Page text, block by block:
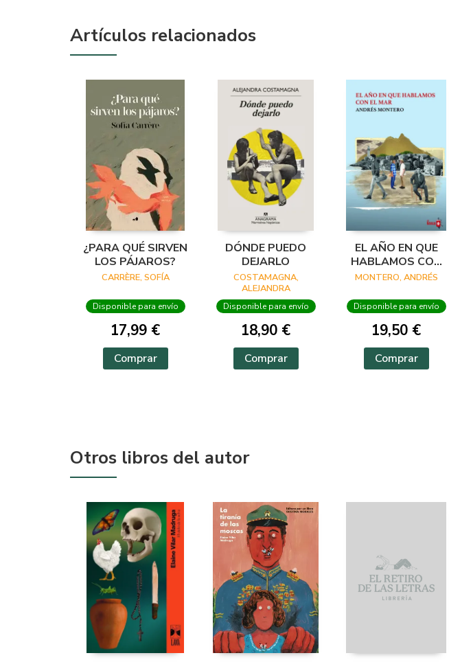
Artículos relacionados
¿PARA QUÉ SIRVEN
LOS PÁJAROS?
CARRÈRE, SOFÍA
Disponible para envío
17,99 €
Comprar
DÓNDE PUEDO
DEJARLO
COSTAMAGNA,
ALEJANDRA
Disponible para envío
18,90 €
Comprar
EL AÑO EN QUE
HABLAMOS CON
EL MAR
MONTERO, ANDRÉS
Disponible para envío
19,50 €
Comprar
Otros libros del autor